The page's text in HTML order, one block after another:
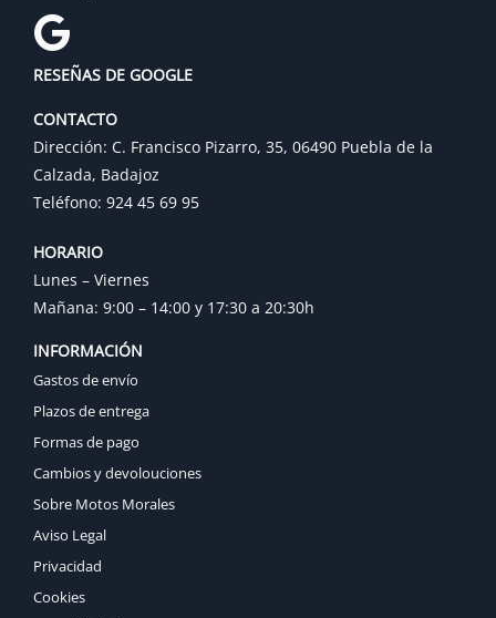
RESEÑAS DE GOOGLE
CONTACTO
Dirección: C. Francisco Pizarro, 35, 06490 Puebla de la
Calzada, Badajoz
Teléfono: 924 45 69 95
HORARIO
Lunes – Viernes
Mañana: 9:00 – 14:00 y 17:30 a 20:30h
INFORMACIÓN
Gastos de envío
Plazos de entrega
Formas de pago
Cambios y devolouciones
Sobre Motos Morales
Aviso Legal
Privacidad
Cookies